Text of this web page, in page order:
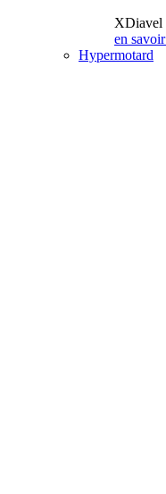
XDiavel
en
Hypermotard